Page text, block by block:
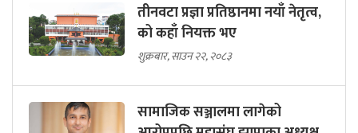
तीनवटा प्रज्ञा प्रतिष्ठानमा नयाँ नेतृत्व,
को कहाँ नियक्त भए
शुक्रबार, साउन २२, २०८३
सामाजिक सञ्जालमा लागेको